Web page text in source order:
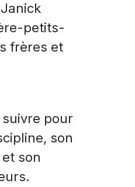
petits-
frères et
pour
son
son